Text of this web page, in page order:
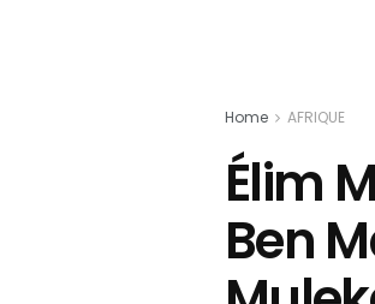
Home AFRIQUE
Élim
Ben